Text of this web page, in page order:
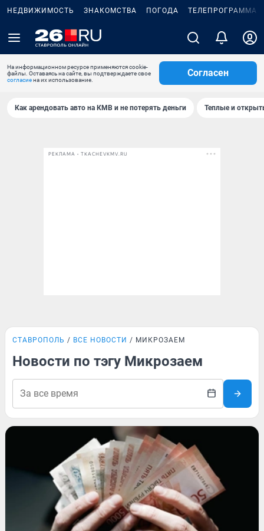
НЕДВИЖИМОСТЬ ЗНАКОМСТВА ПОГОДА ТЕЛЕПРОГРАММА
На информационном ресурсе применяются cookie-
файлы. Оставаясь на сайте, вы подтверждаете свое
согласиена их использование.
Согласен
Как арендовать авто на КМВ и не потерять деньги Теплые и
РЕКЛАМА • TKACHEVKMV.RU
СТАВРОПОЛЬ ВСЕ НОВОСТИ МИКРОЗАЕМ
Новости по тэгу Микрозаем